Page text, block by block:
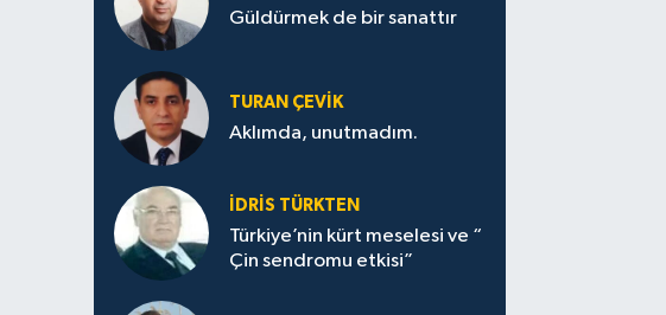
Güldürmek de bir sanattır
TURAN ÇEVİK
Aklımda, unutmadım.
İDRİS TÜRKTEN
Türkiye’nin kürt meselesi ve “
Çin sendromu etkisi”